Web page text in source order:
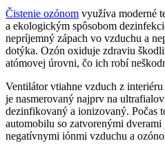
Čistenie ozónom využíva moderné
a ekologickým spôsobom
nepríjemný zápach vo vzduchu a
dotýka. Ozón oxiduje zdraviu
atómovej úrovni, čo ich robí
Ventilátor vtiahne vzduch z
je nasmerovaný najprv na
dezinfikovaný a ionizovaný. Počas
automobilu so zatvorenými dverami
negatívnymi iónmi vzduchu a